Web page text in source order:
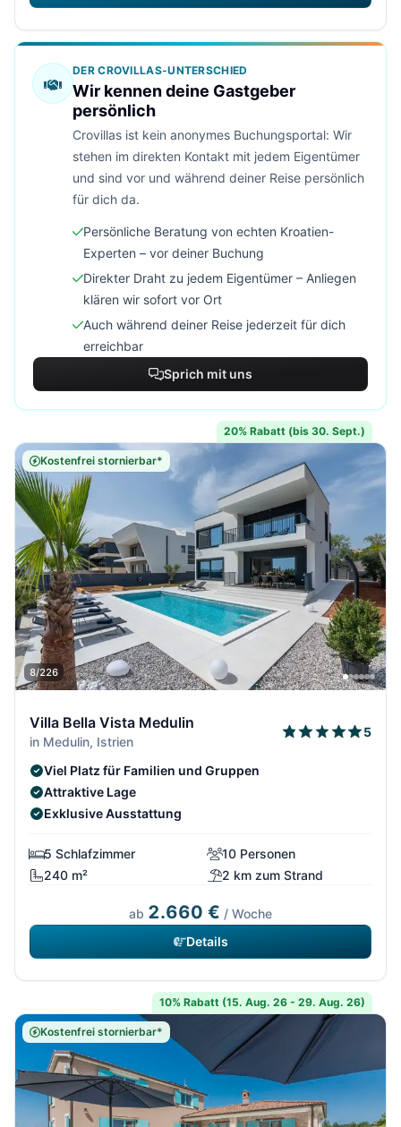
DER CROVILLAS-UNTERSCHIED
Wir kennen deine Gastgeber
persönlich
Crovillas ist kein anonymes Buchungsportal: Wir
stehen im direkten Kontakt mit jedem Eigentümer
und sind vor und während deiner Reise persönlich
für dich da.
Persönliche Beratung von echten Kroatien-
Experten – vor deiner Buchung
Direkter Draht zu jedem Eigentümer – Anliegen
klären wir sofort vor Ort
Auch während deiner Reise jederzeit für dich
erreichbar
Sprich mit uns
20% Rabatt (bis 30. Sept.)
Kostenfrei stornierbar*
8/226
Villa Bella Vista Medulin
in Medulin, Istrien
5
Viel Platz für Familien und Gruppen
Attraktive Lage
Exklusive Ausstattung
5 Schlafzimmer
10 Personen
240 m²
2 km zum Strand
ab 2.660 € / Woche
Details
10% Rabatt (15. Aug. 26 - 29. Aug. 26)
Kostenfrei stornierbar*